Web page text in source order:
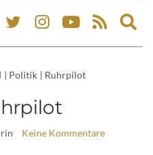
| Politik | Ruhrpilot
Keine Kommentare